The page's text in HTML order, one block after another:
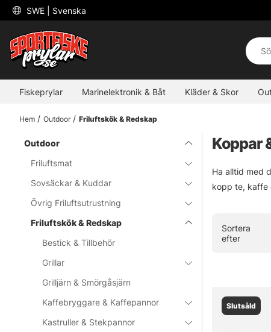
SWE | Svenska
Fiskeprylar Marinelektronik & Båt Kläder & Skor
Hem Outdoor Friluftskök & Redskap
Outdoor
Friluftsmat
Sovsäckar & Kuddar
Övrig Friluftsutrustning
Friluftskök & Redskap
Bestick & Tillbehör
Grillar
Grilljärn & Smörgåsjärn
Kaffebryggare & Kaffepannor
Kastruller & Stekpannor
Koppar
Ha alltid med
kopp te, kaffe
Sortera
efter
Slutsåld